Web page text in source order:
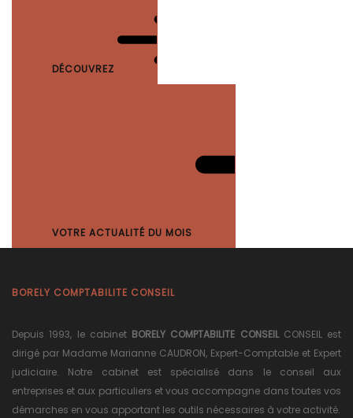
DÉCOUVREZ
VOTRE ACTUALITÉ DU MOIS
BORELY COMPTABILITE CONSEIL
Depuis 1993, le cabinet BORELY COMPTABILITE CONSEILCONSEIL est
dirigé par Madame Marianne CAUDRON, Expert-Comptable et Expert
judiciaire. Notre cabinet est spécialisé dans le conseil aux
entreprises et aux particuliers et vous accompagne dans toutes vos
démarches en vous apportant les outils nécessaires à votre activité.